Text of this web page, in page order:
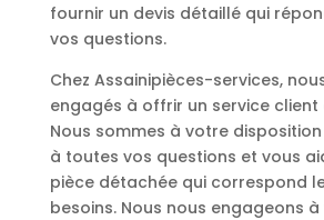
fournir un devis détaillé qui
vos questions.
Chez Assainipièces-services,
engagés à offrir un service client
Nous sommes à votre
à toutes vos questions et vous
pièce détachée qui correspond
besoins. Nous nous engageons